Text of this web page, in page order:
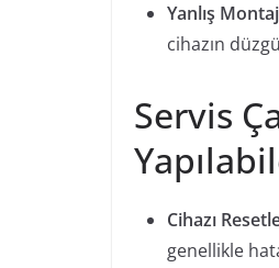
Yanlış
cihazın
Servis
Cihazı
genellikle